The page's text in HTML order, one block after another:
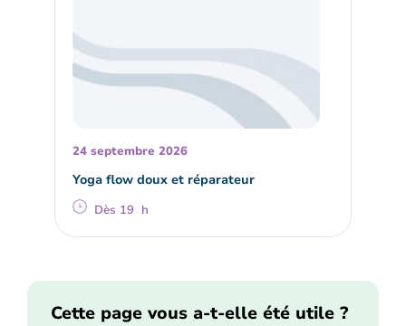
24 septembre 2026
Yoga flow doux et réparateur
Dès 19 h
Cette page vous a-t-elle été utile ?